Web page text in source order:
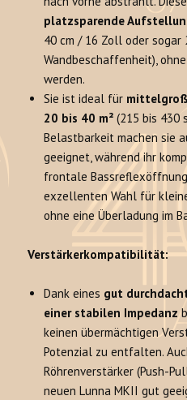
platzsparende
40 cm / 16 Zoll oder sogar
Wandbeschaffenheit),
werden.
Sie ist ideal für
20 bis 40 m² (215 bis 430
Belastbarkeit machen sie
geeignet, während ihr
frontale
exzellenten Wahl für
ohne eine Überladung im
Verstärkerkompatibilität:
Dank eines gut
einer stabilen Impedanz
keinen übermächtigen
Potenzial zu entfalten.
Röhrenverstärker (Push-
neuen Lunna MKII gut